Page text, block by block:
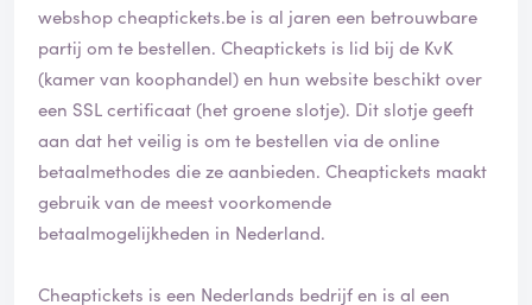
webshop cheaptickets.be is al jaren een betrouwbare
partij om te bestellen. Cheaptickets is lid bij de KvK
(kamer van koophandel) en hun website beschikt over
een SSL certificaat (het groene slotje). Dit slotje geeft
aan dat het veilig is om te bestellen via de online
betaalmethodes die ze aanbieden. Cheaptickets maakt
gebruik van de meest voorkomende
betaalmogelijkheden in Nederland.
Cheaptickets is een Nederlands bedrijf en is al een